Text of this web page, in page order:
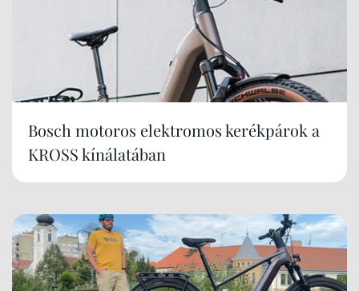
Bosch motoros elektromos kerékpárok a
KROSS kínálatában